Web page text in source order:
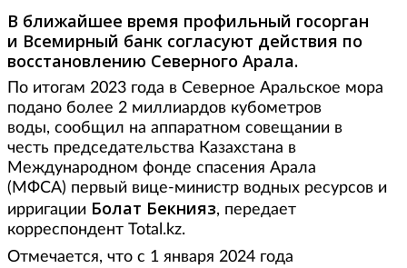
В ближайшее время профильный госорган
и Всемирный банк согласуют действия по
восстановлению Северного Арала.
По итогам 2023 года в Северное Аральское мора
подано более 2 миллиардов кубометров
воды, сообщил на аппаратном совещании в
честь председательства Казахстана в
Международном фонде спасения Арала
(МФСА) первый вице-министр водных ресурсов и
ирригации Болат Бекнияз, передает
корреспондент Total.kz.
Отмечается, что с 1 января 2024 года